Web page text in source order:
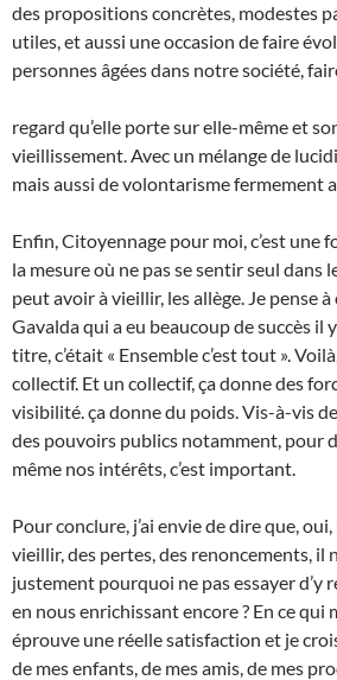
des propositions concrètes, modestes
utiles, et aussi une occasion de faire
personnes âgées dans notre société,
regard qu’elle porte sur elle-même et
vieillissement. Avec un mélange de
mais aussi de volontarisme fermement
Enfin, Citoyennage pour moi, c’est une
la mesure où ne pas se sentir seul dans
peut avoir à vieillir, les allège. Je pense à
Gavalda qui a eu beaucoup de succès il
titre, c’était « Ensemble c’est tout ».
collectif. Et un collectif, ça donne des
visibilité. ça donne du poids. Vis-à-vis
des pouvoirs publics notamment, pour
même nos intérêts, c’est important.
Pour conclure, j’ai envie de dire que,
vieillir, des pertes, des renoncements, il
justement pourquoi ne pas essayer d’y
en nous enrichissant encore ? En ce qui
éprouve une réelle satisfaction et je
de mes enfants, de mes amis, de mes